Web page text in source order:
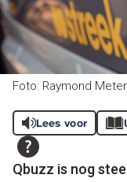
Foto: Raymond
Lees voor
Qbuzz is nog